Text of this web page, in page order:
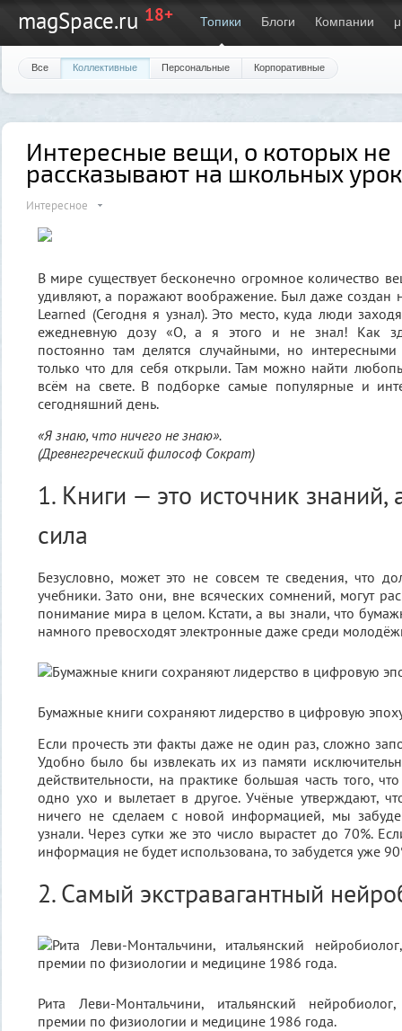
magSpace.ru 18+ Топики Блоги Компании μ
Все Коллективные Персональные Корпоративные
Интересные вещи, о которых не
рассказывают на школьных
Интересное
В мире существует бесконечно огромное количество
удивляют, а поражают воображение. Был даже создан
Learned (Сегодня я узнал). Это место, куда люди
ежедневную дозу «О, а я этого и не знал! Как
постоянно там делятся случайными, но
только что для себя открыли. Там можно найти
всём на свете. В подборке самые популярные и
сегодняшний день.
«Я знаю, что ничего не знаю».
(Древнегреческий философ Сократ)
1. Книги — это источник знаний,
сила
Безусловно, может это не совсем те сведения, что
учебники. Зато они, вне всяческих сомнений, могут
понимание мира в целом. Кстати, а вы знали, что
намного превосходят электронные даже среди
Бумажные книги сохраняют лидерство в цифровую
Если прочесть эти факты даже не один раз, сложно
Удобно было бы извлекать их из памяти
действительности, на практике большая часть того,
одно ухо и вылетает в другое. Учёные утверждают,
ничего не сделаем с новой информацией, мы
узнали. Через сутки же это число вырастет до 70%.
информация не будет использована, то забудется уже
2. Самый экстравагантный
Рита Леви-Монтальчини, итальянский
премии по физиологии и медицине 1986 года.